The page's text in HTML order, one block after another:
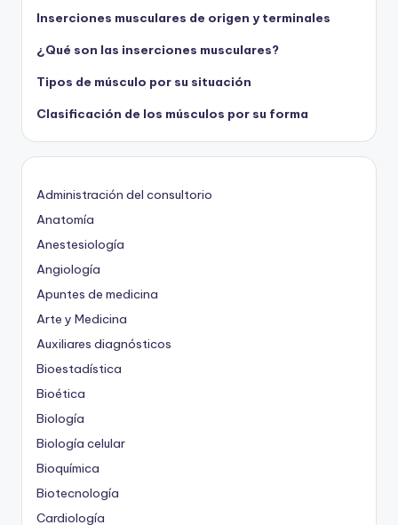
Inserciones musculares de origen y terminales
¿Qué son las inserciones musculares?
Tipos de músculo por su situación
Clasificación de los músculos por su forma
Administración del consultorio
Anatomía
Anestesiología
Angiología
Apuntes de medicina
Arte y Medicina
Auxiliares diagnósticos
Bioestadística
Bioética
Biología
Biología celular
Bioquímica
Biotecnología
Cardiología